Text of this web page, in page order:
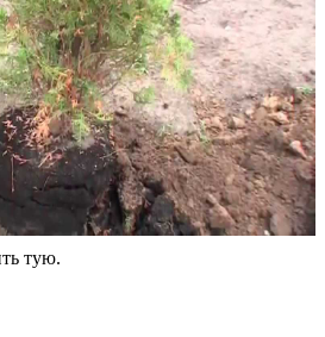
тую.